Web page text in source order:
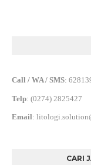
Call / WA / SMS:
Telp: (0274) 2825427
Email:
CARI